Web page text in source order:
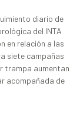
diario de
del INTA
en relación a las
siete campañas
trampa aumentan
acompañada de